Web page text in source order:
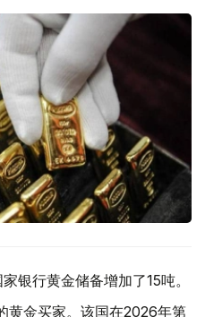
银行黄金储备增加了15吨。
黄金买家。该国在2026年第